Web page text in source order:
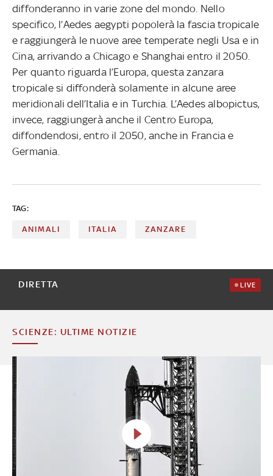
diffonderanno in varie zone del mondo. Nello
specifico, l’Aedes aegypti popolerà la fascia tropicale
e raggiungerà le nuove aree temperate negli Usa e in
Cina, arrivando a Chicago e Shanghai entro il 2050.
Per quanto riguarda l’Europa, questa zanzara
tropicale si diffonderà solamente in alcune aree
meridionali dell’Italia e in Turchia. L’Aedes albopictus,
invece, raggiungerà anche il Centro Europa,
diffondendosi, entro il 2050, anche in Francia e
Germania.
TAG:
ANIMALI ITALIA ZANZARE
DIRETTA LIVE
SCIENZE: ULTIME NOTIZIE